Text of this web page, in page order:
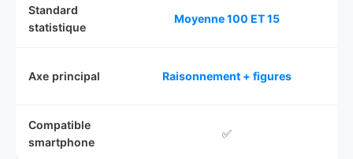
Standard
statistique
Moyenne 100 ET 15
Axe principal Raisonnement + figures
Compatible
smartphone
✅